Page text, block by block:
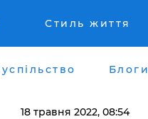
Стиль життя
Блоги
18 травня 2022, 08:54